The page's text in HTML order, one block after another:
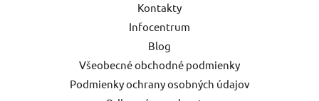
Kontakty
Infocentrum
Blog
Všeobecné obchodné podmienky
Podmienky ochrany osobných údajov